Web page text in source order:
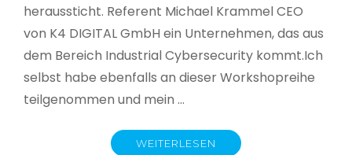
heraussticht. Referent Michael Krammel CEO
von K4 DIGITAL GmbH ein Unternehmen, das aus
dem Bereich Industrial Cybersecurity kommt.Ich
selbst habe ebenfalls an dieser Workshopreihe
teilgenommen und mein …
WEITERLESEN